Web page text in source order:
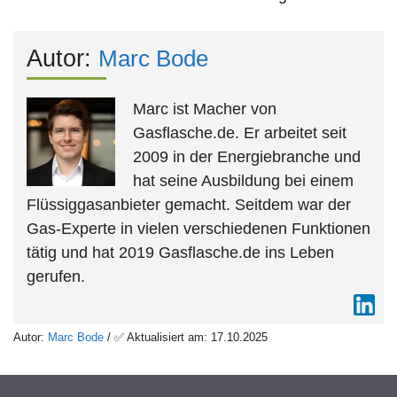
Autor: Marc Bode
Marc ist Macher von
Gasflasche.de. Er arbeitet seit
2009 in der Energiebranche und
hat seine Ausbildung bei einem
Flüssiggasanbieter gemacht. Seitdem war der
Gas-Experte in vielen verschiedenen Funktionen
tätig und hat 2019 Gasflasche.de ins Leben
gerufen.
Autor: Marc Bode / ✅ Aktualisiert am: 17.10.2025